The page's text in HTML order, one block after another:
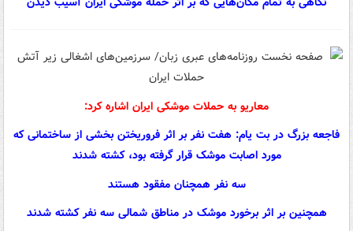
معاریو به حملات موشکی ایران اشاره کرد:
فاجعه بزرگ در بت یام: هفت نفر بر اثر فروریختن بخشی از ساختمانی که
مورد اصابت موشک قرار گرفته بود، کشته شدند
سه نفر همچنان مفقود هستند
همچنین بر اثر برخورد موشک در مناطق شمالی سه نفر کشته شدند